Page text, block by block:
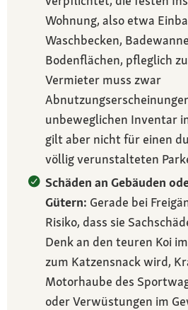
Wohnung, also etwa
Waschbecken,
Bodenflächen, pfleglich
Vermieter muss zwar
unbeweglichen Inventar
gilt aber nicht für einen
völlig verunstalteten
Schäden an Gebäuden
Gütern: Gerade bei
Risiko, dass sie
Denk an den teuren Koi
zum Katzensnack wird,
Motorhaube des
oder Verwüstungen im